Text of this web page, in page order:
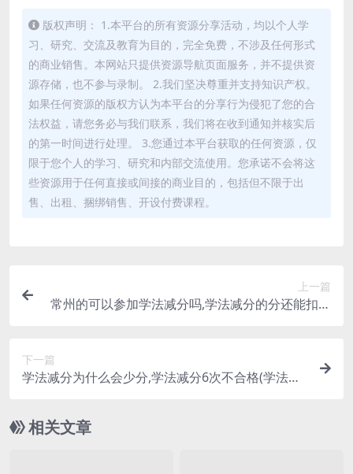
版权声明： 1.本平台的所有资源分享活动，均以个人学
习、研究、交流及教育为目的，完全免费，不涉及任何形式
的商业销售。本网站只提供资源导航页面服务，并不提供资
源存储，也不参与录制。 2.我们坚决尊重并支持知识产权。
如果任何资源的版权方认为本平台的分享行为侵犯了您的合
法权益，请您务必与我们联系，我们将在收到通知并核实后
的第一时间进行处理。 3.您通过本平台获取的任何资源，仅
限于您个人的学习、研究和内部交流使用。您承诺不会将这
些资源用于任何直接或间接的商业目的，包括但不限于出
售、出租、捆绑销售、开设付费课程。
上一篇
常州的可以参加学法减分吗,学法减分的分还能扣分
下一篇
学法减分为什么会少分,学法减分6次不合格(学法减
相关文章